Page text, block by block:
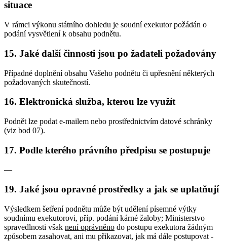
situace
V rámci výkonu státního dohledu je soudní exekutor požádán o
podání vysvětlení k obsahu podnětu.
15. Jaké další činnosti jsou po žadateli požadovány
Případné doplnění obsahu Vašeho podnětu či upřesnění některých
požadovaných skutečností.
16. Elektronická služba, kterou lze využít
Podnět lze podat e-mailem nebo prostřednictvím datové schránky
(viz bod 07).
17. Podle kterého právního předpisu se postupuje
—
19. Jaké jsou opravné prostředky a jak se uplatňují
Výsledkem šetření podnětu může být udělení písemné výtky
soudnímu exekutorovi, příp. podání kárné žaloby; Ministerstvo
spravedlnosti však není oprávněno do postupu exekutora žádným
způsobem zasahovat, ani mu přikazovat, jak má dále postupovat -